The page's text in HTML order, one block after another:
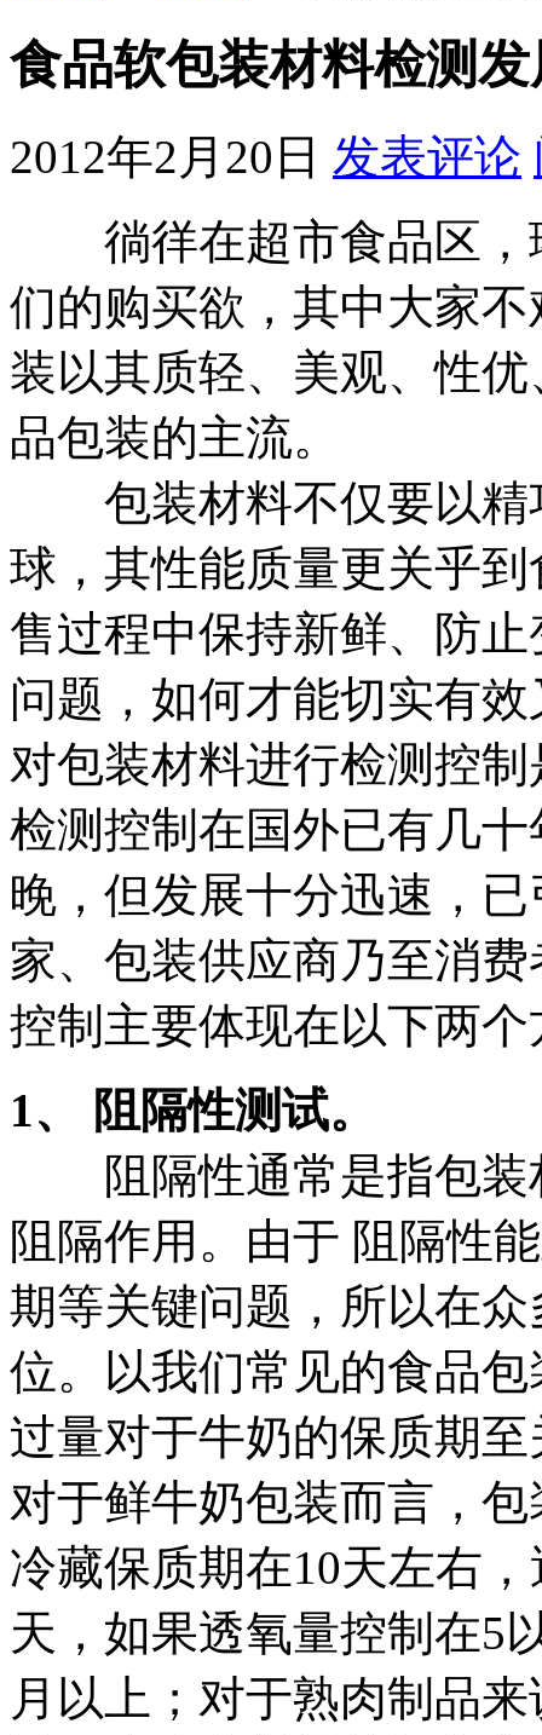
食品软包装材料检测
2012年2月20日 发表评论
徜徉在超市食品区，
们的购买欲，其中大家
装以其质轻、美观、性
品包装的主流。
包装材料不仅要以精
球，其性能质量更关乎
售过程中保持新鲜、防
问题，如何才能切实有
对包装材料进行检测控
检测控制在国外已有几
晚，但发展十分迅速，
家、包装供应商乃至消
控制主要体现在以下两
1、 阻隔性测试。
阻隔性通常是指包装
阻隔作用。由于 阻隔性
期等关键问题，所以在
位。以我们常见的食品
过量对于牛奶的保质期
对于鲜牛奶包装而言，
冷藏保质期在10天左右
天，如果透氧量控制在5
月以上；对于熟肉制品